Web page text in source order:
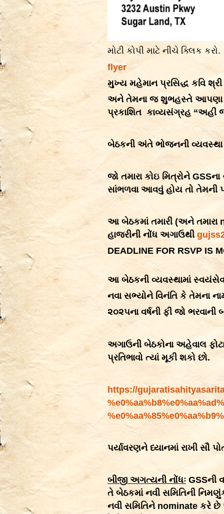
મોટી કોપી માટે નીચે ક્લિક કરો.
flyer
મુખ્ય મહેમાન પ્રસિદ્ધ કવિ
અને તેમના જ શુભહસ્તે આપણા જ
પ્રકાશિત કાવ્યસંગ્રહ “અહીં
બેઠકની અંતે ભોજનની વ્યવસ્થા
જો તમારા કોઇ મિત્રોને GSSના
સાંભળવા આવવું હોય તો તેમની
આ બેઠકમાં તમારી (અને તમારા
હાજરીની નોંધ અગાઉથી
DEADLINE FOR RSVP IS
આ બેઠકની વ્યવસ્થામાં
નવા સભ્યોને વિનંતિ કે તેમના
૨૦૨૫ના વર્ષની ફી જો
અગાઉની બેઠકોના અહેવાલ
પ્રતિભાવો ત્યાં મૂકી શકો છો.
https://
પર્યાવરણને ધ્યાનમાં રાખી સૌ
બીજી અગત્યની નોંધઃ GSSની
તે બેઠકમાં નવી સમિતિની
નવી સમિતિને nominate કરે છે